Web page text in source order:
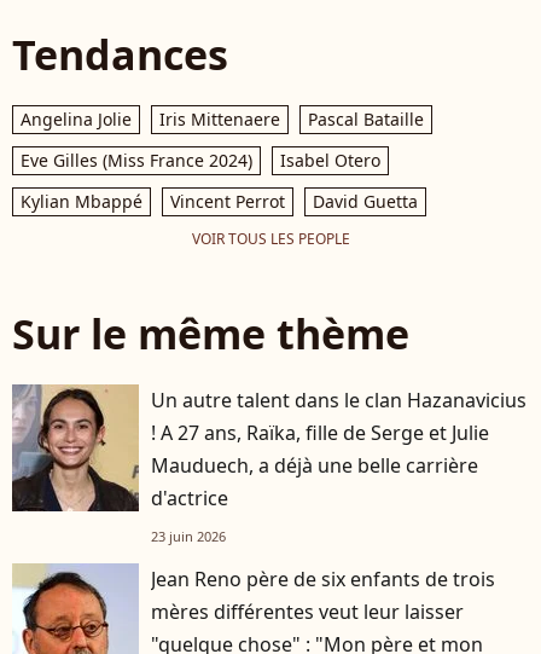
Tendances
Angelina Jolie Iris Mittenaere
Pascal Bataille
Eve Gilles (Miss France 2024)
Isabel Otero
Kylian Mbappé
Vincent Perrot David Guetta
VOIR TOUS LES PEOPLE
Sur le même thème
Un autre talent dans le clan Hazanavicius
! A 27 ans, Raïka, fille de Serge et Julie
Mauduech, a déjà une belle carrière
d'actrice
23 juin 2026
Jean Reno père de six enfants de trois
mères différentes veut leur laisser
"quelque chose" : "Mon père et mon